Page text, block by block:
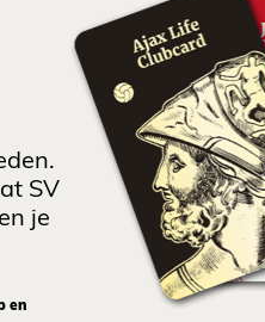
SV
je
en